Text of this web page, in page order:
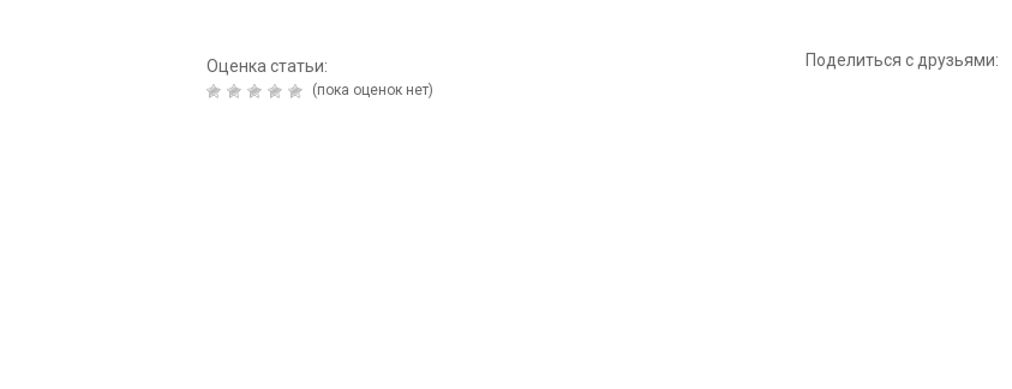
Оценка статьи:
(пока оценок нет)
Поделиться с друзьями: